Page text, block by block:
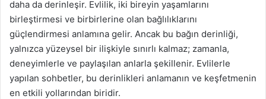
daha da derinleşir. Evlilik, iki bireyin yaşamlarını
birleştirmesi ve birbirlerine olan bağlılıklarını
güçlendirmesi anlamına gelir. Ancak bu bağın derinliği,
yalnızca yüzeysel bir ilişkiyle sınırlı kalmaz; zamanla,
deneyimlerle ve paylaşılan anlarla şekillenir. Evlilerle
yapılan sohbetler, bu derinlikleri anlamanın ve keşfetmenin
en etkili yollarından biridir.